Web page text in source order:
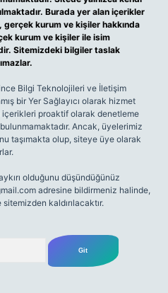
Burada yer alan içerikler
kurum ve kişiler hakkında
kurum ve kişiler ile isim
Sitemizdeki bilgiler taslak
Bilgi Teknolojileri ve İletişim
bir Yer Sağlayıcı olarak hizmet
proaktif olarak denetleme
Ancak, üyelerimiz
taşımakta olup, siteye üye olarak
olduğunu düşündüğünüz
adresine bildirmeniz halinde,
kaldırılacaktır.